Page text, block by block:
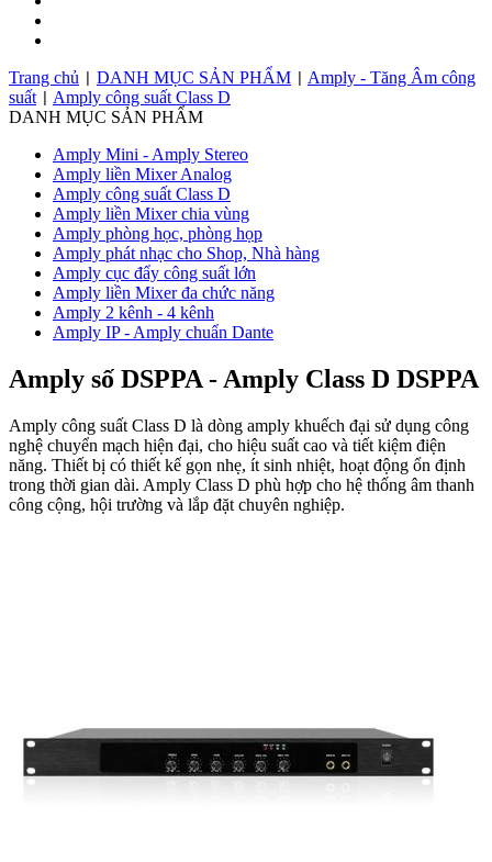
Trang chủ
DANH MỤC SẢN PHẨM
Amply - Tăng Âm công
suất
Amply công suất Class D
DANH MỤC SẢN PHẨM
Amply Mini - Amply Stereo
Amply liền Mixer Analog
Amply công suất Class D
Amply liền Mixer chia vùng
Amply phòng học, phòng họp
Amply phát nhạc cho Shop, Nhà hàng
Amply cục đẩy công suất lớn
Amply liền Mixer đa chức năng
Amply 2 kênh - 4 kênh
Amply IP - Amply chuẩn Dante
Amply số DSPPA - Amply Class D DSPPA
Amply công suất Class D là dòng amply khuếch đại sử dụng công
nghệ chuyển mạch hiện đại, cho hiệu suất cao và tiết kiệm điện
năng. Thiết bị có thiết kế gọn nhẹ, ít sinh nhiệt, hoạt động ổn định
trong thời gian dài. Amply Class D phù hợp cho hệ thống âm thanh
công cộng, hội trường và lắp đặt chuyên nghiệp.